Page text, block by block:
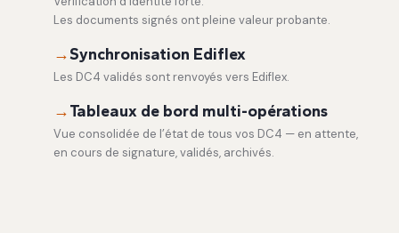
Les documents signés ont pleine valeur probante.
→Synchronisation Ediflex
Les DC4 validés sont renvoyés vers Ediflex.
→Tableaux de bord multi-opérations
Vue consolidée de l’état de tous vos DC4 — en attente,
en cours de signature, validés, archivés.